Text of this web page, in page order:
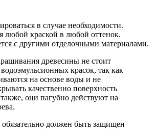
в случае необходимости.
любой краской в любой оттенок.
с другими отделочными материалами.
древесины не стоит
водоэмульсионных красок, так как
на основе воды и не
качественно поверхность
они пагубно действуют на
должен быть защищен